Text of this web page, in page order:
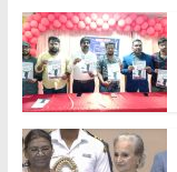
e
b
o
o
k
t
t
e
r
i
l
t
s
A
p
p